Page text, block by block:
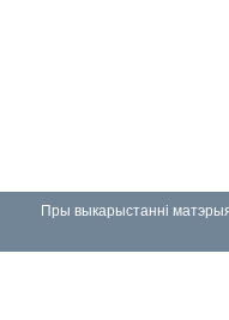
Пры выкарыстанні